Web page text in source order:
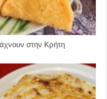
στην Κρήτη